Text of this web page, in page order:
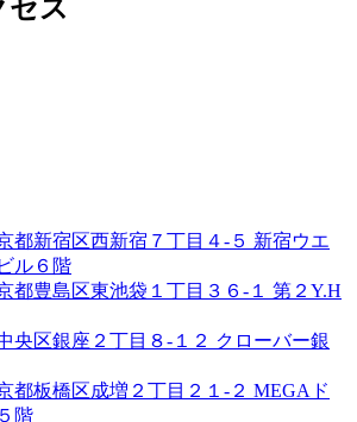
セス
都新宿区西新宿７丁目４-５ 新宿ウエ
ル６階
都豊島区東池袋１丁目３６-１ 第２Y.H
央区銀座２丁目８-１２ クローバー銀
都板橋区成増２丁目２１-２ MEGAド
階